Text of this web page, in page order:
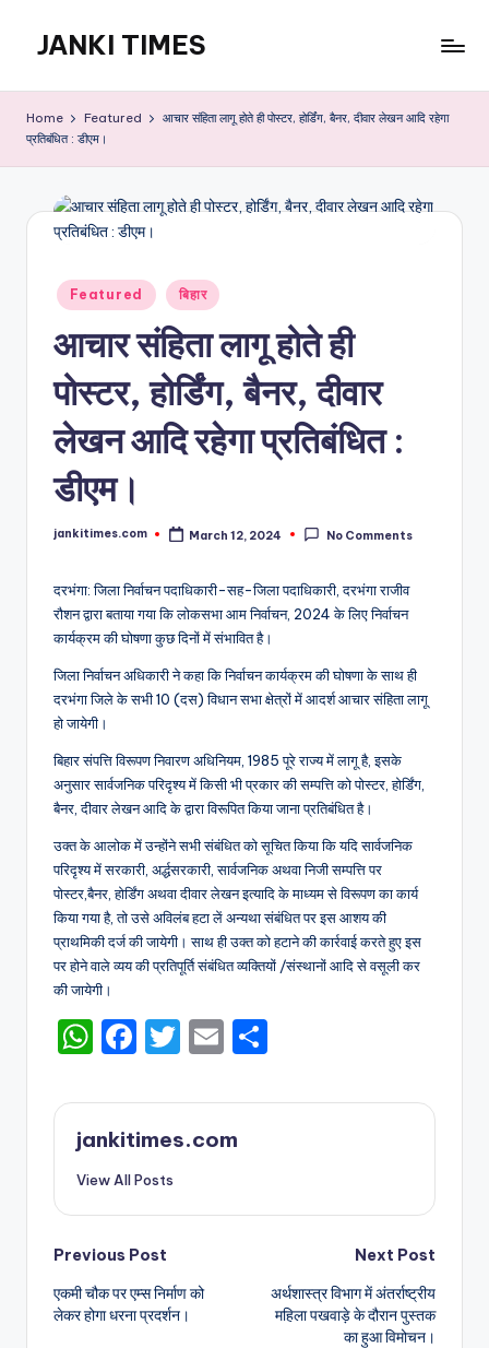
content
JANKI TIMES
Web
Home Featured
आचार संहिता लागू होते ही पोस्टर, होर्डिंग, बैनर, दीवार लेखन आदि रहेगा
प्रतिबंधित : डीएम।
Posted
in
Featured बिहार
आचार संहिता लागू होते ही
पोस्टर, होर्डिंग, बैनर, दीवार
लेखन आदि रहेगा प्रतिबंधित :
डीएम।
Posted
jankitimes.com March 12, 2024 No Comments
दरभंगा: जिला निर्वाचन पदाधिकारी-सह-जिला पदाधिकारी, दरभंगा राजीव
रौशन द्वारा बताया गया कि लोकसभा आम निर्वाचन, 2024 के लिए निर्वाचन
कार्यक्रम की घोषणा कुछ दिनों में संभावित है।
जिला निर्वाचन अधिकारी ने कहा कि निर्वाचन कार्यक्रम की घोषणा के साथ ही
दरभंगा जिले के सभी 10 (दस) विधान सभा क्षेत्रों में आदर्श आचार संहिता लागू
हो जायेगी।
बिहार संपत्ति विरूपण निवारण अधिनियम, 1985 पूरे राज्य में लागू है, इसके
अनुसार सार्वजनिक परिदृश्य में किसी भी प्रकार की सम्पत्ति को पोस्टर, होर्डिंग,
बैनर, दीवार लेखन आदि के द्वारा विरूपित किया जाना प्रतिबंधित है।
उक्त के आलोक में उन्होंने सभी संबंधित को सूचित किया कि यदि सार्वजनिक
परिदृश्य में सरकारी, अर्द्धसरकारी, सार्वजनिक अथवा निजी सम्पत्ति पर
पोस्टर,बैनर, होर्डिंग अथवा दीवार लेखन इत्यादि के माध्यम से विरूपण का कार्य
किया गया है, तो उसे अविलंब हटा लें अन्यथा संबंधित पर इस आशय की
प्राथमिकी दर्ज की जायेगी। साथ ही उक्त को हटाने की कार्रवाई करते हुए इस
पर होने वाले व्यय की प्रतिपूर्ति संबंधित व्यक्तियों /संस्थानों आदि से वसूली कर
की जायेगी।
W
a
ts
A
p
p
F
c
e
b
o
o
k
T
it
te
E
ai
l
ar
jankitimes.com
View All Posts
Post
navigation
Previous Post
एकमी चौक पर एम्स निर्माण को
लेकर होगा धरना प्रदर्शन।
Next Post
अर्थशास्त्र विभाग में अंतर्राष्ट्रीय
महिला पखवाड़े के दौरान पुस्तक
का हुआ विमोचन।